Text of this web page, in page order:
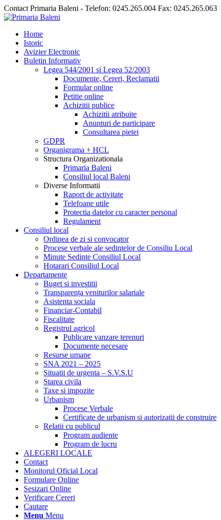
Contact Primaria Baleni - Telefon: 0245.265.004 Fax: 0245.265.063
Home
Istoric
Avizier Electronic
Buletin Informativ
Legea 544/2001 si Legea 52/2003
Documente, Cereri, Reclamatii
Formular online
Petitie online
Achizitii publice
Achizitii atribuite
Anunturi de participare
Consultarea pietei
GDPR
Organigrama + HCL
Structura Organizationala
Primaria Baleni
Consiliul local Baleni
Diverse Informatii
Raport de activitate
Telefoane utile
Protectia datelor cu caracter personal
Regulament
Consiliul local
Ordinea de zi si convocator
Procese verbale ale sedintelor de Consiliu Local
Minute Sedinte Consiliul Local
Hotarari Consiliul Local
Departamente
Buget si investitii
Transparența veniturilor salariale
Asistenta sociala
Financiar-Contabil
Fiscalitate
Registrul agricol
Publicare vanzare terenuri
Documente necesare
Resurse umane
SNA 2021 – 2025
Situatii de urgenta – S.V.S.U
Starea civila
Taxe si impozite
Urbanism
Procese Verbale
Certificate de urbanism si autorizatii de construire
Relatii cu publicul
Program audiente
Program de lucru
ALEGERI LOCALE
Contact
Monitorul Oficial Local
Formulare Online
Sesizari Online
Verificare Cereri
Cautare
Menu Menu